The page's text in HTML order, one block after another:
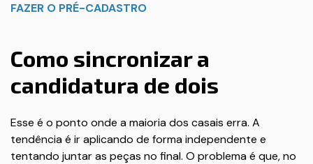
FAZER O PRÉ-CADASTRO
Como sincronizar a
candidatura de dois
Esse é o ponto onde a maioria dos casais erra. A
tendência é ir aplicando de forma independente e
tentando juntar as peças no final. O problema é que, no